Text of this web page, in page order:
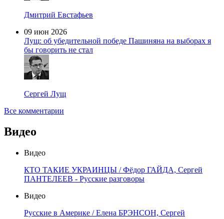
Дмитрий Евстафьев
09 июн 2026
Лущ: об убедительной победе Пашиняна на выборах я
бы говорить не стал
Сергей Лущ
Все комментарии
Видео
Видео
КТО ТАКИЕ УКРАИНЦЫ / Фёдор ГАЙДА, Сергей
ПАНТЕЛЕЕВ - Русские разговоры
Видео
Русские в Америке / Елена БРЭНСОН, Сергей